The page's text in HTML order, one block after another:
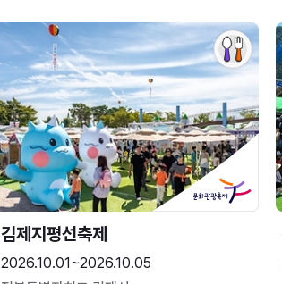
김제지평선축제
2026.10.01~2026.10.05